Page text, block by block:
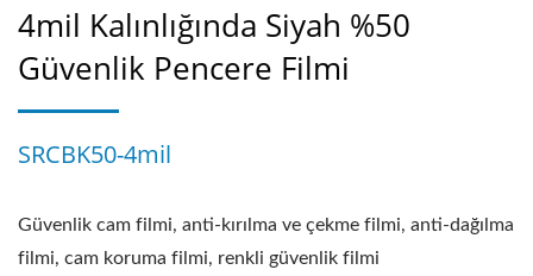
4mil Kalınlığında Siyah %50
Güvenlik Pencere Filmi
SRCBK50-4mil
Güvenlik cam filmi, anti-kırılma ve çekme filmi, anti-dağılma
filmi, cam koruma filmi, renkli güvenlik filmi